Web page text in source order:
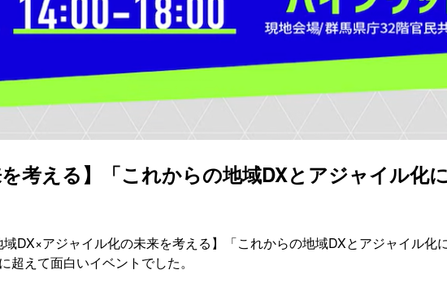
考える】「これからの地域DXとアジャイル化
DX×アジャイル化の未来を考える】「これからの地域DXとアジャイル
えて面白いイベントでした。